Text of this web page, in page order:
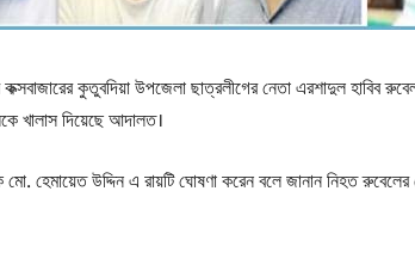
কুতুবদিয়া উপজেলা ছাত্রলীগের নেতা এরশাদুল হাবিব
খালাস দিয়েছে আদালত।
হেমায়েত উদ্দিন এ রায়টি ঘোষণা করেন বলে জানান নিহত রুবেলের